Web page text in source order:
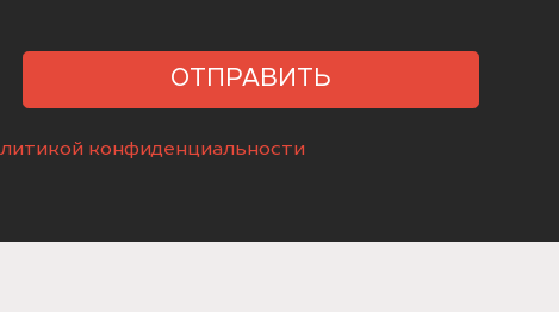
ОТПРАВИТЬ
конфиденциальности